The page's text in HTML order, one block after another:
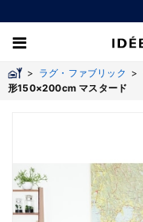
> ラグ・ファブリック >
形150×200cm マスタード